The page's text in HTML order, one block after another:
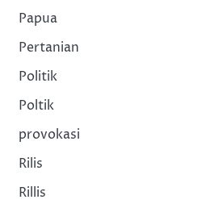
Papua
Pertanian
Politik
Poltik
provokasi
Rilis
Rillis